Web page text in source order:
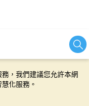
網站服務，並有助於為
，我們建議您允許本網
化服務。